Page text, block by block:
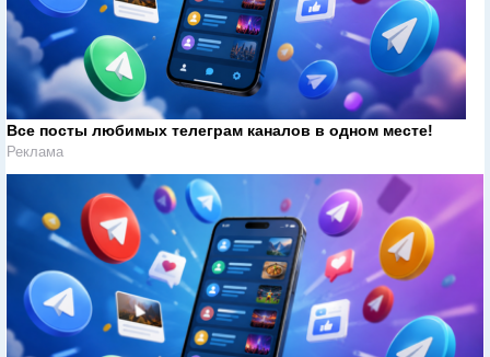
Все посты любимых телеграм каналов в одном месте!
Реклама